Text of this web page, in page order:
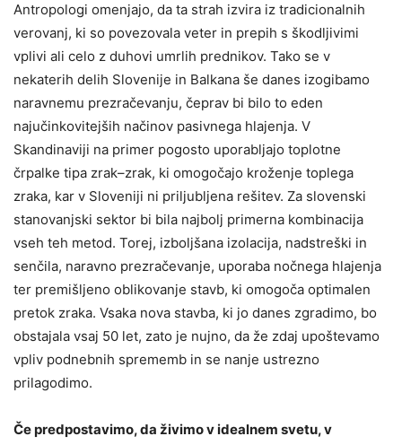
Antropologi omenjajo, da ta strah izvira iz tradicionalnih
verovanj, ki so povezovala veter in prepih s škodljivimi
vplivi ali celo z duhovi umrlih prednikov. Tako se v
nekaterih delih Slovenije in Balkana še danes izogibamo
naravnemu prezračevanju, čeprav bi bilo to eden
najučinkovitejših načinov pasivnega hlajenja. V
Skandinaviji na primer pogosto uporabljajo toplotne
črpalke tipa zrak–zrak, ki omogočajo kroženje toplega
zraka, kar v Sloveniji ni priljubljena rešitev. Za slovenski
stanovanjski sektor bi bila najbolj primerna kombinacija
vseh teh metod. Torej, izboljšana izolacija, nadstreški in
senčila, naravno prezračevanje, uporaba nočnega hlajenja
ter premišljeno oblikovanje stavb, ki omogoča optimalen
pretok zraka. Vsaka nova stavba, ki jo danes zgradimo, bo
obstajala vsaj 50 let, zato je nujno, da že zdaj upoštevamo
vpliv podnebnih sprememb in se nanje ustrezno
prilagodimo.
Če predpostavimo, da živimo v idealnem svetu, v